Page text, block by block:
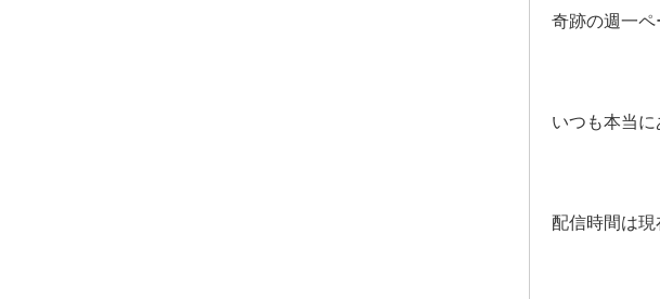
奇跡の週一ペ
いつも本当に
配信時間は現